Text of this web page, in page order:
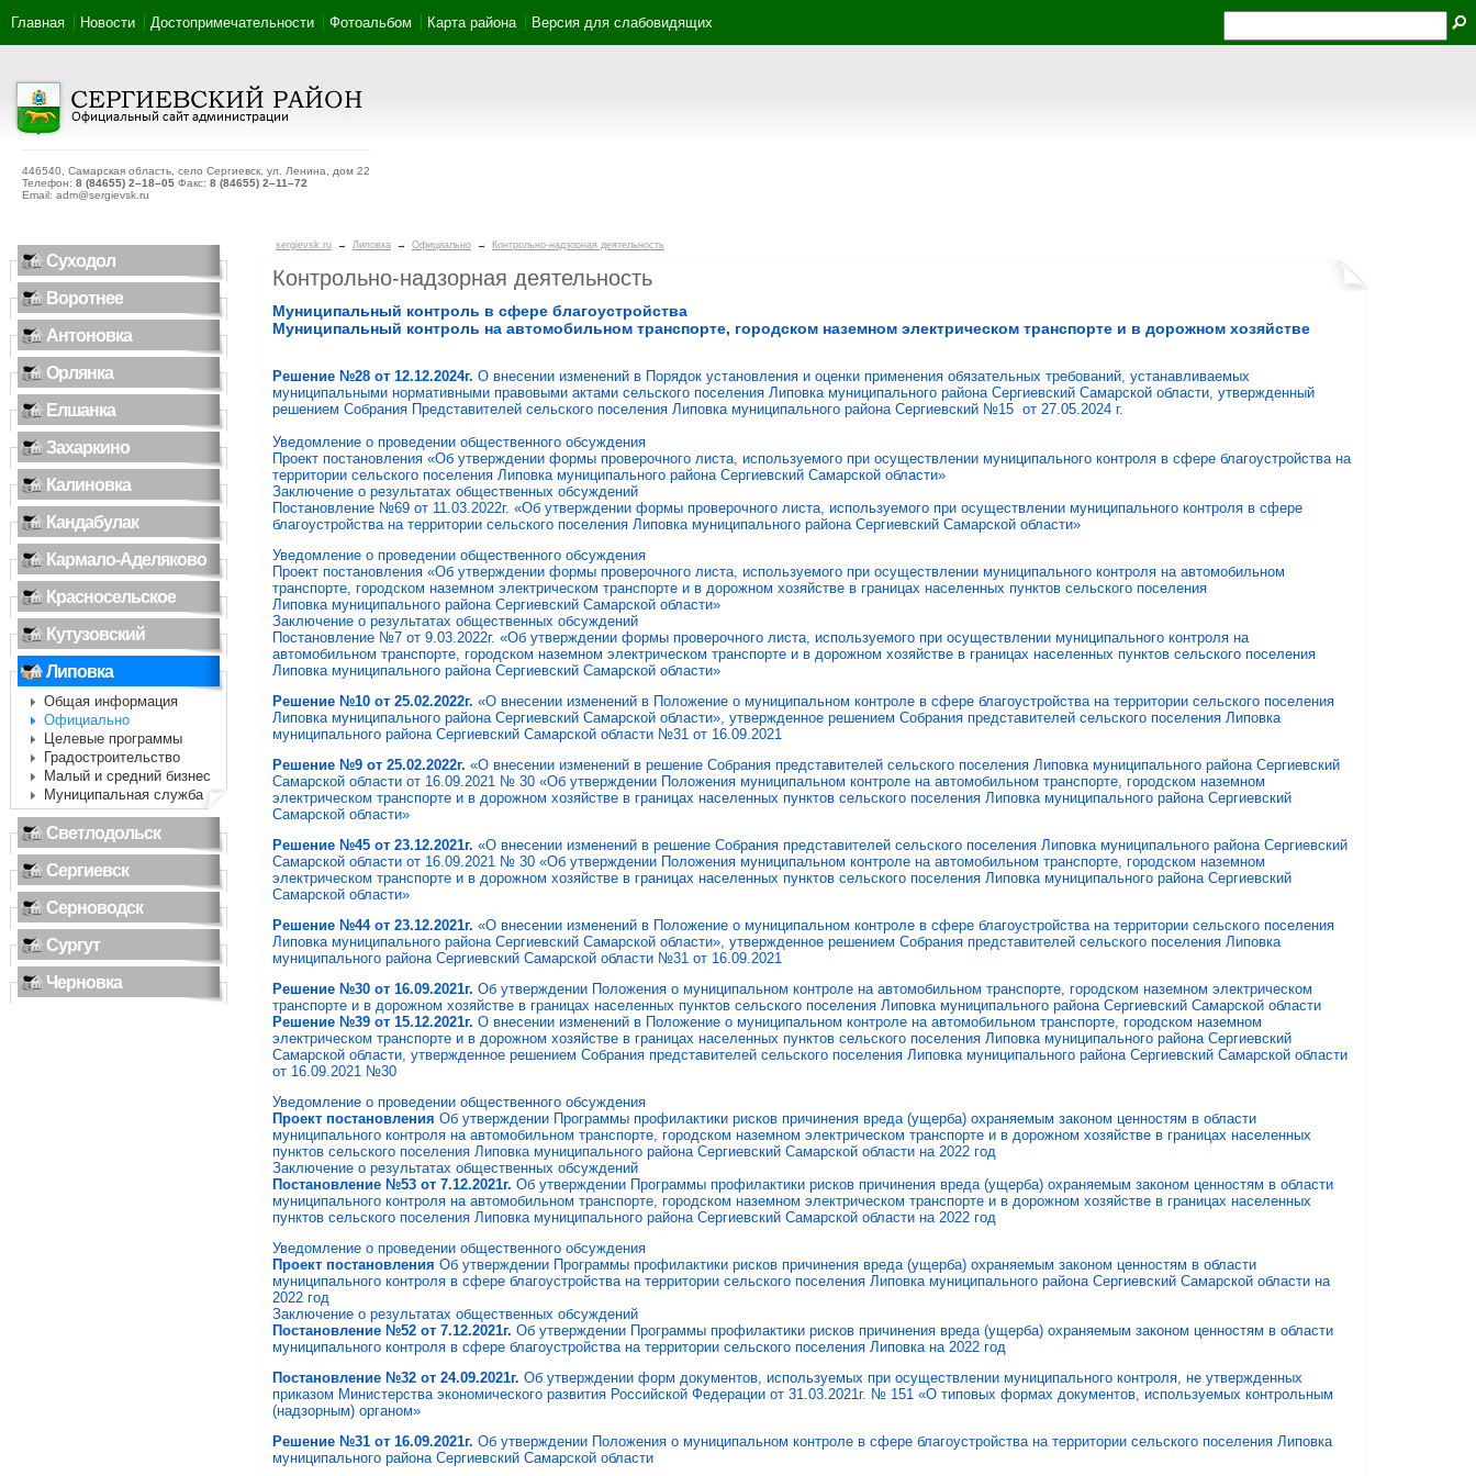
446540, Самарская область, село Сергиевск, ул. Ленина, дом 22
Телефон: 8 (84655) 2–18–05 Факс: 8 (84655) 2–11–72
Email: adm@sergievsk.ru
Главная Новости Достопримечательности Фотоальбом Карта района Версия для слабовидящих
Суходол
Воротнее
Антоновка
Орлянка
Елшанка
Захаркино
Калиновка
Кандабулак
Кармало-Аделяково
Красносельское
Кутузовский
Липовка
Общая информация
Официально
Целевые программы
Градостроительство
Малый и средний бизнес
Муниципальная служба
Светлодольск
Сергиевск
Серноводск
Сургут
Черновка
sergievsk.ru → Липовка → Официально → Контрольно-надзорная деятельность
Контрольно-надзорная деятельность
Муниципальный контроль в сфере благоустройства
Муниципальный контроль на автомобильном транспорте, городском наземном электрическом транспорте и в дорожном хозяйстве
Решение №28 от 12.12.2024г. О внесении изменений в Порядок установления и оценки применения обязательных требований, устанавливаемых
муниципальными нормативными правовыми актами сельского поселения Липовка муниципального района Сергиевский Самарской области, утвержденный
решением Собрания Представителей сельского поселения Липовка муниципального района Сергиевский №15 от 27.05.2024 г.
Уведомление о проведении общественного обсуждения
Проект постановления «Об утверждении формы проверочного листа, используемого при осуществлении муниципального контроля в сфере благоустройства на
территории сельского поселения Липовка муниципального района Сергиевский Самарской области»
Заключение о результатах общественных обсуждений
Постановление №69 от 11.03.2022г. «Об утверждении формы проверочного листа, используемого при осуществлении муниципального контроля в сфере
благоустройства на территории сельского поселения Липовка муниципального района Сергиевский Самарской области»
Уведомление о проведении общественного обсуждения
Проект постановления «Об утверждении формы проверочного листа, используемого при осуществлении муниципального контроля на автомобильном
транспорте, городском наземном электрическом транспорте и в дорожном хозяйстве в границах населенных пунктов сельского поселения
Липовка муниципального района Сергиевский Самарской области»
Заключение о результатах общественных обсуждений
Постановление №7 от 9.03.2022г. «Об утверждении формы проверочного листа, используемого при осуществлении муниципального контроля на
автомобильном транспорте, городском наземном электрическом транспорте и в дорожном хозяйстве в границах населенных пунктов сельского поселения
Липовка муниципального района Сергиевский Самарской области»
Решение №10 от 25.02.2022г. «О внесении изменений в Положение о муниципальном контроле в сфере благоустройства на территории сельского поселения
Липовка муниципального района Сергиевский Самарской области», утвержденное решением Собрания представителей сельского поселения Липовка
муниципального района Сергиевский Самарской области №31 от 16.09.2021
Решение №9 от 25.02.2022г. «О внесении изменений в решение Собрания представителей сельского поселения Липовка муниципального района Сергиевский
Самарской области от 16.09.2021 № 30 «Об утверждении Положения муниципальном контроле на автомобильном транспорте, городском наземном
электрическом транспорте и в дорожном хозяйстве в границах населенных пунктов сельского поселения Липовка муниципального района Сергиевский
Самарской области»
Решение №45 от 23.12.2021г. «О внесении изменений в решение Собрания представителей сельского поселения Липовка муниципального района Сергиевский
Самарской области от 16.09.2021 № 30 «Об утверждении Положения муниципальном контроле на автомобильном транспорте, городском наземном
электрическом транспорте и в дорожном хозяйстве в границах населенных пунктов сельского поселения Липовка муниципального района Сергиевский
Самарской области»
Решение №44 от 23.12.2021г. «О внесении изменений в Положение о муниципальном контроле в сфере благоустройства на территории сельского поселения
Липовка муниципального района Сергиевский Самарской области», утвержденное решением Собрания представителей сельского поселения Липовка
муниципального района Сергиевский Самарской области №31 от 16.09.2021
Решение №30 от 16.09.2021г. Об утверждении Положения о муниципальном контроле на автомобильном транспорте, городском наземном электрическом
транспорте и в дорожном хозяйстве в границах населенных пунктов сельского поселения Липовка муниципального района Сергиевский Самарской области
Решение №39 от 15.12.2021г. О внесении изменений в Положение о муниципальном контроле на автомобильном транспорте, городском наземном
электрическом транспорте и в дорожном хозяйстве в границах населенных пунктов сельского поселения Липовка муниципального района Сергиевский
Самарской области, утвержденное решением Собрания представителей сельского поселения Липовка муниципального района Сергиевский Самарской области
от 16.09.2021 №30
Уведомление о проведении общественного обсуждения
Проект постановления Об утверждении Программы профилактики рисков причинения вреда (ущерба) охраняемым законом ценностям в области
муниципального контроля на автомобильном транспорте, городском наземном электрическом транспорте и в дорожном хозяйстве в границах населенных
пунктов сельского поселения Липовка муниципального района Сергиевский Самарской области на 2022 год
Заключение о результатах общественных обсуждений
Постановление №53 от 7.12.2021г. Об утверждении Программы профилактики рисков причинения вреда (ущерба) охраняемым законом ценностям в области
муниципального контроля на автомобильном транспорте, городском наземном электрическом транспорте и в дорожном хозяйстве в границах населенных
пунктов сельского поселения Липовка муниципального района Сергиевский Самарской области на 2022 год
Уведомление о проведении общественного обсуждения
Проект постановления Об утверждении Программы профилактики рисков причинения вреда (ущерба) охраняемым законом ценностям в области
муниципального контроля в сфере благоустройства на территории сельского поселения Липовка муниципального района Сергиевский Самарской области на
2022 год
Заключение о результатах общественных обсуждений
Постановление №52 от 7.12.2021г. Об утверждении Программы профилактики рисков причинения вреда (ущерба) охраняемым законом ценностям в области
муниципального контроля в сфере благоустройства на территории сельского поселения Липовка на 2022 год
Постановление №32 от 24.09.2021г. Об утверждении форм документов, используемых при осуществлении муниципального контроля, не утвержденных
приказом Министерства экономического развития Российской Федерации от 31.03.2021г. № 151 «О типовых формах документов, используемых контрольным
(надзорным) органом»
Решение №31 от 16.09.2021г. Об утверждении Положения о муниципальном контроле в сфере благоустройства на территории сельского поселения Липовка
муниципального района Сергиевский Самарской области